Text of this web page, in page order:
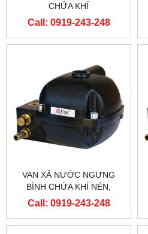
CHỨA KHÍ
Call: 0919-243-248
VAN XẢ NƯỚC NGƯNG
BÌNH CHỨA KHÍ NÉN,
NUFORS-CR
Call: 0919-243-248